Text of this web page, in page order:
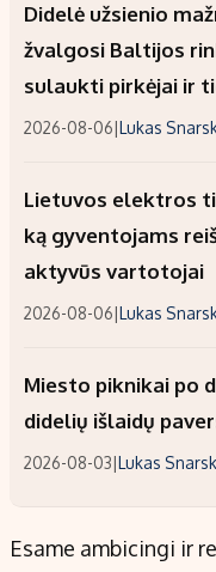
Didelė užsienio
žvalgosi Baltijos
sulaukti pirkėjai ir
2026-08-06|Lukas
Lietuvos elektros
ką gyventojams
aktyvūs vartotojai
2026-08-06|Lukas
Miesto piknikai po
didelių išlaidų
2026-08-03|Lukas
Esame ambicingi ir